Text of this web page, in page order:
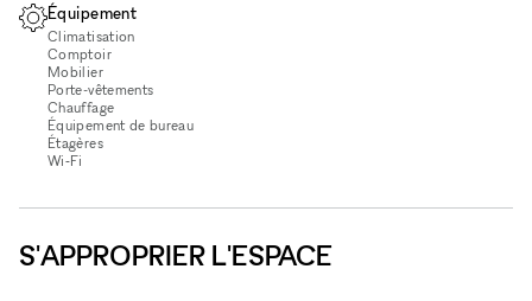
Équipement
Climatisation
Comptoir
Mobilier
Porte-vêtements
Chauffage
Équipement de bureau
Étagères
Wi‑Fi
S'APPROPRIER L'ESPACE